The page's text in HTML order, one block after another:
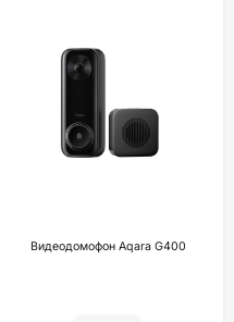
Видеодомофон Aqara G400